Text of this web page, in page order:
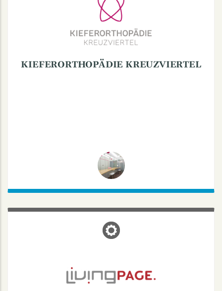
KIEFERORTHOPÄDIE KREUZVIERTEL
Raesfeldstraße 15, 48149 Münster
Mo und Do: 8:30-12 | 13:30-17:30
Di: 8:30-12 | 13:30-18:30
Mi und Fr: 8:30-12
AGENTUR LIVINGPAGE
Agentur für Design & Entwicklung
Beratung & Diagnostik
Microsoft Office (Teams)